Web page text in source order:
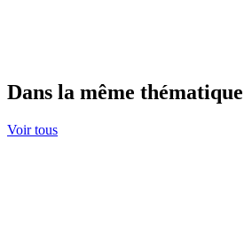
Dans la même thématique
Voir tous